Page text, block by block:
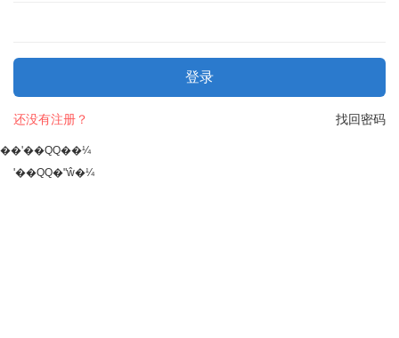
登录
找回密码
还没有注册？
��ʹ��QQ��¼
ʹ��QQ�ʺŵ�¼